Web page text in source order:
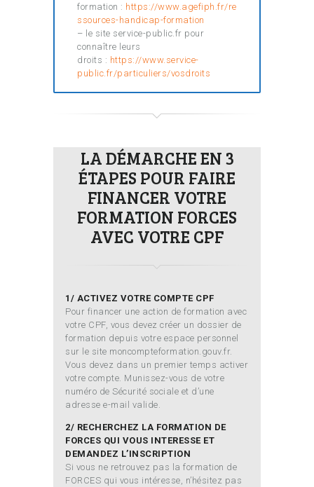
formation : https://www.agefiph.fr/re
ssources-handicap-formation
– le site service-public.fr pour
connaître leurs
droits : https://www.service-
public.fr/particuliers/vosdroits
LA DÉMARCHE EN 3
ÉTAPES POUR FAIRE
FINANCER VOTRE
FORMATION FORCES
AVEC VOTRE CPF
1/ ACTIVEZ VOTRE COMPTE CPF
Pour financer une action de formation avec
votre CPF, vous devez créer un dossier de
formation depuis votre espace personnel
sur le site moncompteformation.gouv.fr.
Vous devez dans un premier temps activer
votre compte. Munissez-vous de votre
numéro de Sécurité sociale et d’une
adresse e-mail valide.
2/ RECHERCHEZ LA FORMATION DE
FORCES QUI VOUS INTERESSE ET
DEMANDEZ L’INSCRIPTION
Si vous ne retrouvez pas la formation de
FORCES qui vous intéresse, n’hésitez pas